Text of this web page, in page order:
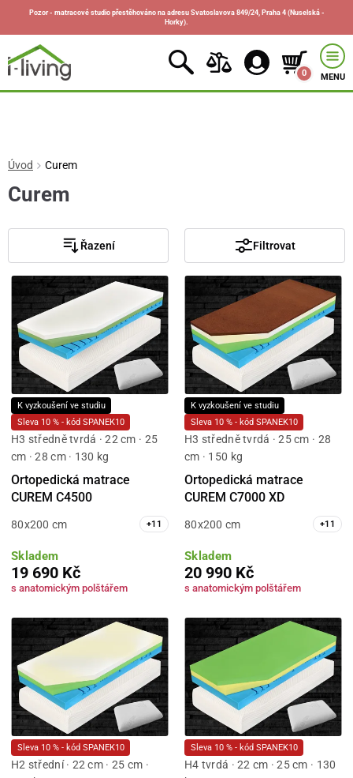
Pozor - matracové studio přestěhováno na adresu Svatoslavova 849/24, Praha 4 (Nuselská -
Horky).
0 MENU
Úvod Curem
Curem
Řazení Filtrovat
K vyzkoušení ve studiu
Sleva 10 % - kód SPANEK10
H3 středně tvrdá · 22 cm · 25
cm · 28 cm · 130 kg
Ortopedická matrace
CUREM C4500
80x200 cm +11
Skladem
19 690 Kč
s anatomickým polštářem
K vyzkoušení ve studiu
Sleva 10 % - kód SPANEK10
H3 středně tvrdá · 25 cm · 28
cm · 150 kg
Ortopedická matrace
CUREM C7000 XD
80x200 cm +11
Skladem
20 990 Kč
s anatomickým polštářem
Sleva 10 % - kód SPANEK10
H2 střední · 22 cm · 25 cm ·
Sleva 10 % - kód SPANEK10
H4 tvrdá · 22 cm · 25 cm · 130